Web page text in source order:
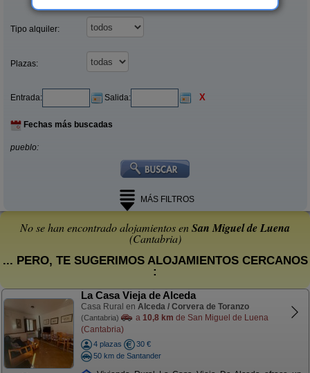
Tipo alquiler:
Plazas:
Entrada: Salida: X
Fechas más buscadas
pueblo:
MÁS FILTROS
No se han encontrado alojamientos enSan Miguel de Luena
(Cantabria)
... PERO, TE SUGERIMOS ALOJAMIENTOS CERCANOS
:
La Casa Vieja de Alceda
Casa Rural en Alceda / Corvera de Toranzo
(Cantabria) a 10,8 km de San Miguel de Luena
(Cantabria)
4 plazas
30 €
50 km de Santander